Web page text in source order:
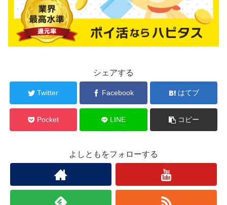
シェアする
Twitter Facebook はてブ
Pocket LINE コピー
よしともをフォローする